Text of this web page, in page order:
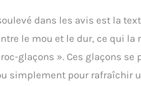
dans les avis est la
le mou et le dur, ce qui la
glaçons ». Ces glaçons
simplement pour rafraîchir